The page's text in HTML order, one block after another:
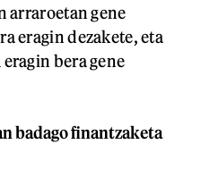
arraroetan gene
eragin dezakete, eta
bera gene
badago finantzaketa